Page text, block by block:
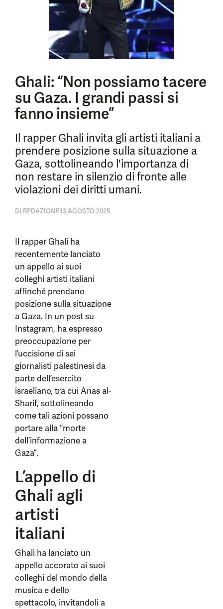
Ghali: “Non possiamo tacere
su Gaza. I grandi passi si
fanno insieme”
Il rapper Ghali invita gli artisti italiani a
prendere posizione sulla situazione a
Gaza, sottolineando l'importanza di
non restare in silenzio di fronte alle
violazioni dei diritti umani.
DI REDAZIONE13 AGOSTO 2025
Il rapper Ghali ha
recentemente lanciato
un appello ai suoi
colleghi artisti italiani
affinché prendano
posizione sulla situazione
a Gaza. In un post su
Instagram, ha espresso
preoccupazione per
l’uccisione di sei
giornalisti palestinesi da
parte dell’esercito
israeliano, tra cui Anas al-
Sharif, sottolineando
come tali azioni possano
portare alla “morte
dell’informazione a
Gaza”.
L’appello di
Ghali agli
artisti
italiani
Ghali ha lanciato un
appello accorato ai suoi
colleghi del mondo della
musica e dello
spettacolo, invitandoli a